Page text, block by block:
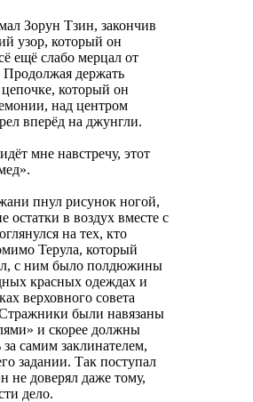
Зорун Тзин, закончив
узор, который он
ещё слабо мерцал от
Продолжая держать
который он
над центром
вперёд на джунгли.
мне навстречу, этот
пнул рисунок ногой,
остатки в воздух вместе с
на тех, кто
Терула, который
с ним было полдюжины
красных одеждах и
верховного совета
были навязаны
и скорее должны
самим заклинателем,
задании. Так поступал
не доверял даже тому,
дело.